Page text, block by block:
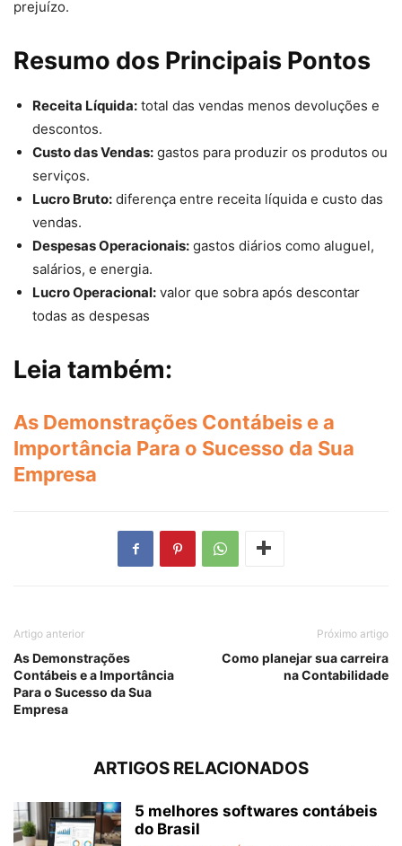
prejuízo.
Resumo dos Principais Pontos
Receita Líquida: total das vendas menos devoluções e
descontos.
Custo das Vendas: gastos para produzir os produtos ou
serviços.
Lucro Bruto: diferença entre receita líquida e custo das
vendas.
Despesas Operacionais: gastos diários como aluguel,
salários, e energia.
Lucro Operacional: valor que sobra após descontar
todas as despesas
Leia também:
As Demonstrações Contábeis e a
Importância Para o Sucesso da Sua
Empresa
Artigo anterior
As Demonstrações
Contábeis e a Importância
Para o Sucesso da Sua
Empresa
Próximo artigo
Como planejar sua carreira
na Contabilidade
ARTIGOS RELACIONADOS
5 melhores softwares contábeis
do Brasil